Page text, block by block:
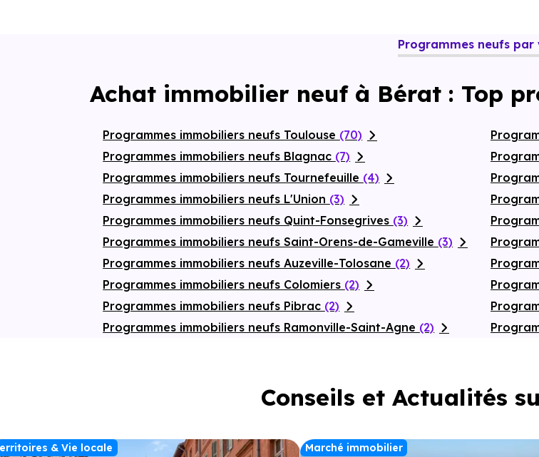
Programmes neufs par
Achat immobilier neuf à Bérat : Top
Programmes immobiliers neufs Toulouse (70)
Programmes immobiliers neufs Blagnac (7)
Programmes immobiliers neufs Tournefeuille (4)
Programmes immobiliers neufs L'Union (3)
Programmes immobiliers neufs Quint-Fonsegrives (3)
Programmes immobiliers neufs Saint-Orens-de-Gameville (3)
Programmes immobiliers neufs Auzeville-Tolosane (2)
Programmes immobiliers neufs Colomiers (2)
Programmes immobiliers neufs Pibrac (2)
Programmes immobiliers neufs Ramonville-Saint-Agne (2)
Conseils et Actualités
& Vie locale Marché immobilier